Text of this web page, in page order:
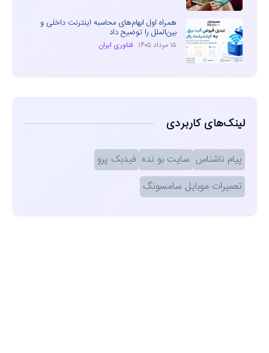
همراه اول ابهام‌های محاسبه اینترنت داخلی و
بین‌الملل را توضیح داد
۱۵ مرداد ۱۴۰۵ فناوری ایران
لینک‌های کاربردی
پیام ناشناس سایت بو نده فیدبک پرو
تعمیرات موبایل سامسونگ